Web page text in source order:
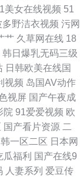
欧美精品久久性色
乱国产乱老熟 www
网 韩国三级片小视
瑟瑟 色情软件下载
利导航在线视频 经
利导航 日韩操B 色
美女在线视频 51
多野洁衣视频 污网
艹 久草网在线 18
韩日爆乳无码三级
日韩欧美在线国
视频 岛国AV动作
视屏 国产午夜成
院 91爱爱视频 欧
国产看片资源 二
一区二区 日本网
瓜福利 国产在线9
人妻系列 爱豆传